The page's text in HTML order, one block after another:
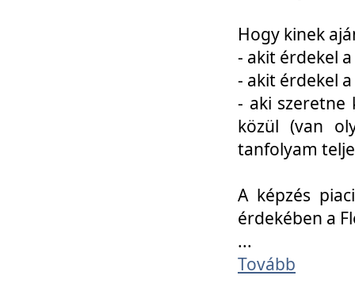
Hogy kinek
- akit érdekel
- akit érdekel
- aki szeretne
közül (van
tanfolyam
A képzés
érdekében a
...
Tovább